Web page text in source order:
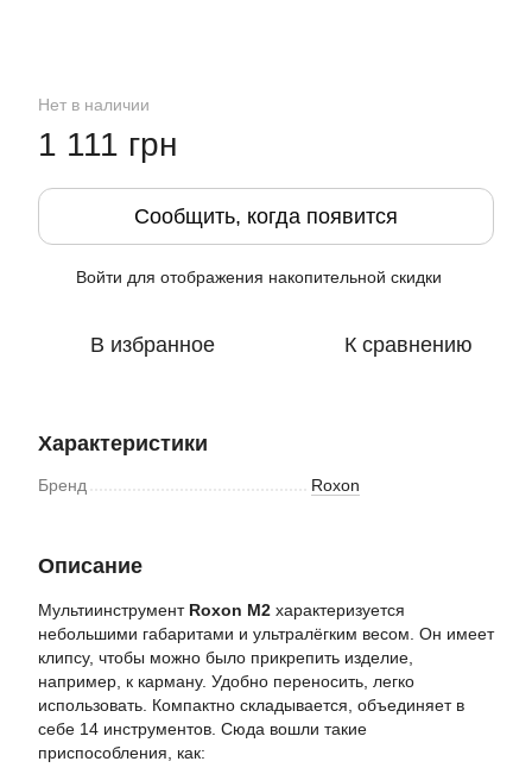
Нет в наличии
1 111 грн
Сообщить, когда появится
Войти для отображения накопительной скидки
В избранное К сравнению
Характеристики
Бренд Roxon
Описание
Мультиинструмент Roxon M2 характеризуется
небольшими габаритами и ультралёгким весом. Он имеет
клипсу, чтобы можно было прикрепить изделие,
например, к карману. Удобно переносить, легко
использовать. Компактно складывается, объединяет в
себе 14 инструментов. Сюда вошли такие
приспособления, как: